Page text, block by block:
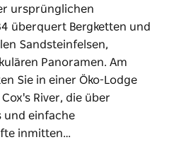
ursprünglichen
überquert Bergketten und
Sandsteinfelsen,
Panoramen. Am
Sie in einer Öko-Lodge
River, die über
und einfache
inmitten…